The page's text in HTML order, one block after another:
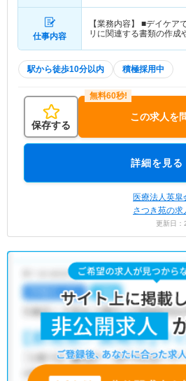
仕事内容
【業務内容】 ■デイケア
リに関連する書類の作成
駅から徒歩10分以内 積極採用中
保存する
この求人を
詳細を見る
医療法人英
さつき苑の求
更新日